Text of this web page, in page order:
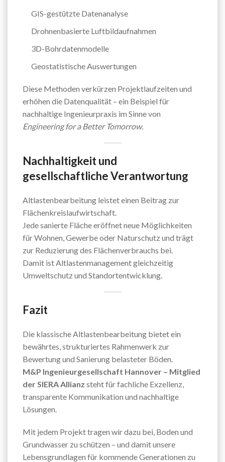
GIS-gestützte Datenanalyse
Drohnenbasierte Luftbildaufnahmen
3D-Bohrdatenmodelle
Geostatistische Auswertungen
Diese Methoden verkürzen Projektlaufzeiten und
erhöhen die Datenqualität – ein Beispiel für
nachhaltige Ingenieurpraxis im Sinne von
Engineering for a Better Tomorrow.
Nachhaltigkeit und
gesellschaftliche Verantwortung
Altlastenbearbeitung leistet einen Beitrag zur
Flächenkreislaufwirtschaft.
Jede sanierte Fläche eröffnet neue Möglichkeiten
für Wohnen, Gewerbe oder Naturschutz und trägt
zur Reduzierung des Flächenverbrauchs bei.
Damit ist Altlastenmanagement gleichzeitig
Umweltschutz und Standortentwicklung.
Fazit
Die klassische Altlastenbearbeitung bietet ein
bewährtes, strukturiertes Rahmenwerk zur
Bewertung und Sanierung belasteter Böden.
M&P Ingenieurgesellschaft Hannover – Mitglied
der SIERA Allianz steht für fachliche Exzellenz,
transparente Kommunikation und nachhaltige
Lösungen.
Mit jedem Projekt tragen wir dazu bei, Boden und
Grundwasser zu schützen – und damit unsere
Lebensgrundlagen für kommende Generationen zu